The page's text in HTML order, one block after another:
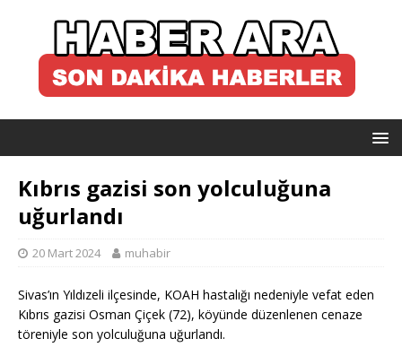
Kıbrıs gazisi son yolculuğuna
uğurlandı
20 Mart 2024 muhabir
Sivas’ın Yıldızeli ilçesinde, KOAH hastalığı nedeniyle vefat eden
Kıbrıs gazisi Osman Çiçek (72), köyünde düzenlenen cenaze
töreniyle son yolculuğuna uğurlandı.